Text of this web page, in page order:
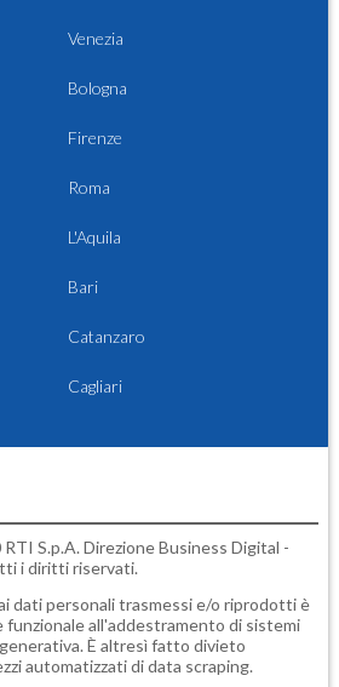
Venezia
Bologna
Firenze
Roma
L'Aquila
Bari
Catanzaro
Cagliari
S.p.A. Direzione Business Digital -
i diritti riservati.
dati personali trasmessi e/o riprodotti è
funzionale all'addestramento di sistemi
È altresì fatto divieto
automatizzati di data scraping.